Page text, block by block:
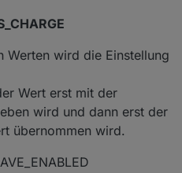
Werten wird die Einstellung
Wert erst mit der
wird und dann erst der
übernommen wird.